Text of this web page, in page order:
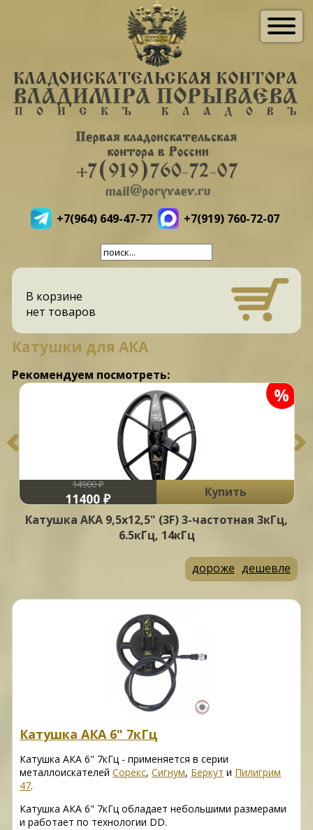
+7(964) 649-47-77 +7(919) 760-72-07
В корзине
нет товаров
Катушки для АКА
Рекомендуем посмотреть:
%
14900 ₽
11400 ₽
Купить
Катушка АКА 9,5x12,5" (3F) 3-частотная 3кГц,
6.5кГц, 14кГц
дороже дешевле
Катушка АКА 6" 7кГц
Катушка АКА 6" 7кГц - применяется в серии
металлоискателейСорекс,Сигнум, Беркут и Пилигрим
47.
Катушка АКА 6" 7кГц обладает небольшими размерами
и работает по технологии DD.